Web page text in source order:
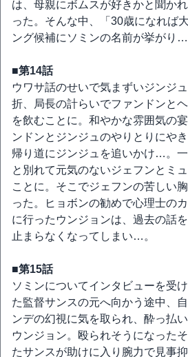
は、母親にボムスが好きかと聞か
った。そんな中、「30歳になれば
ング候補にソミンの名前が挙がり…
■第14話
ウワサ話のせいで気まずいジンジ
折、局長の計らいでファンドンと
を飲むことに。和やかな雰囲気の
ンドンとジンジュのやりとりにや
帰り道にジンジュを追いかけ…。
と別れて元気のないジェフンとミ
ことに。そこでジェフンの苦しい
った。ヒョボンの勧めで心理士の
に行ったウンジョンは、過去の話
止まらなくなってしまい…。
■第15話
ソミンについてインタビューを受
た監督サンスの元へ向かう途中、
ンデの幻視に気を取られ、酔っ払
ウンジョン。殴られそうになった
たサンスが助けに入り腕力で見事